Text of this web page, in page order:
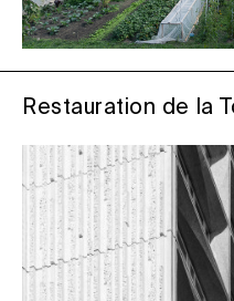
Restauration de la